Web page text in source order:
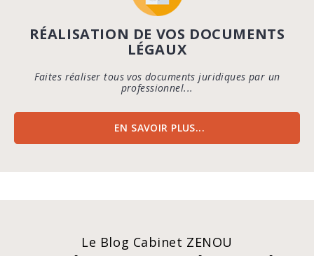
RÉALISATION DE VOS DOCUMENTS
LÉGAUX
Faites réaliser tous vos documents juridiques par un
professionnel...
EN SAVOIR PLUS...
Le Blog Cabinet ZENOU